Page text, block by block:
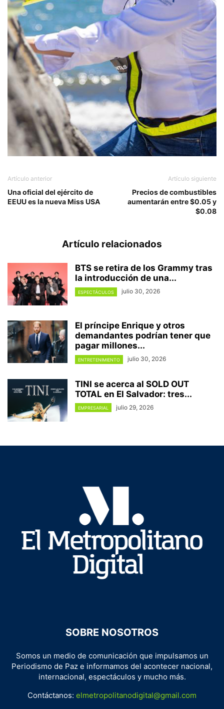
Artículo anterior
Una oficial del ejército de
EEUU es la nueva Miss USA
Artículo siguiente
Precios de combustibles
aumentarán entre $0.05 y
$0.08
Artículo relacionados
BTS se retira de los Grammy tras
la introducción de una...
ESPECTÁCULOS julio 30, 2026
El príncipe Enrique y otros
demandantes podrían tener que
pagar millones...
ENTRETENIMIENTO julio 30, 2026
TINI se acerca al SOLD OUT
TOTAL en El Salvador: tres...
EMPRESARIAL julio 29, 2026
SOBRE NOSOTROS
Somos un medio de comunicación que impulsamos un
Periodismo de Paz e informamos del acontecer nacional,
internacional, espectáculos y mucho más.
Contáctanos: elmetropolitanodigital@gmail.com